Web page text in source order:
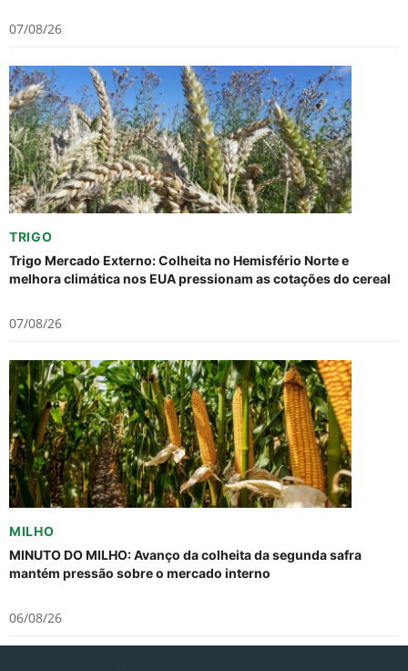
07/08/26
TRIGO
Trigo Mercado Externo: Colheita no Hemisfério Norte e
melhora climática nos EUA pressionam as cotações do cereal
07/08/26
MILHO
MINUTO DO MILHO: Avanço da colheita da segunda safra
mantém pressão sobre o mercado interno
06/08/26